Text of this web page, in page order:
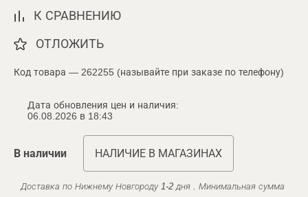
К СРАВНЕНИЮ
ОТЛОЖИТЬ
Код товара — 262255 (называйте при заказе по телефону)
Дата обновления цен и наличия:
06.08.2026 в 18:43
В наличии НАЛИЧИЕ В МАГАЗИНАХ
Доставка по Нижнему Новгороду 1-2 дня . Минимальная сумма